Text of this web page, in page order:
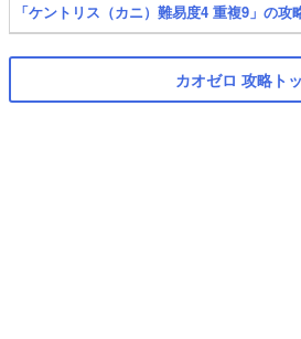
「ケントリス（カニ）難易度4 重複9」の
カオゼロ 攻略ト